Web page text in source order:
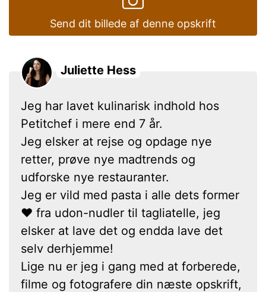
Send dit billede af denne opskrift
Juliette Hess
Jeg har lavet kulinarisk indhold hos
Petitchef i mere end 7 år.
Jeg elsker at rejse og opdage nye
retter, prøve nye madtrends og
udforske nye restauranter.
Jeg er vild med pasta i alle dets former
❤ fra udon-nudler til tagliatelle, jeg
elsker at lave det og endda lave det
selv derhjemme!
Lige nu er jeg i gang med at forberede,
filme og fotografere din næste opskrift,